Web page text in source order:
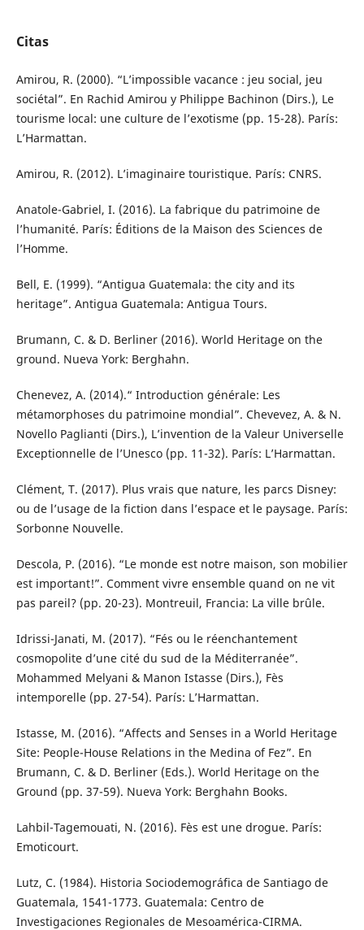
Citas
Amirou, R. (2000). “L’impossible vacance : jeu social, jeu
sociétal”. En Rachid Amirou y Philippe Bachinon (Dirs.), Le
tourisme local: une culture de l’exotisme (pp. 15-28). París:
L’Harmattan.
Amirou, R. (2012). L’imaginaire touristique. París: CNRS.
Anatole-Gabriel, I. (2016). La fabrique du patrimoine de
l’humanité. París: Éditions de la Maison des Sciences de
l’Homme.
Bell, E. (1999). “Antigua Guatemala: the city and its
heritage”. Antigua Guatemala: Antigua Tours.
Brumann, C. & D. Berliner (2016). World Heritage on the
ground. Nueva York: Berghahn.
Chenevez, A. (2014).“ Introduction générale: Les
métamorphoses du patrimoine mondial”. Chevevez, A. & N.
Novello Paglianti (Dirs.), L’invention de la Valeur Universelle
Exceptionnelle de l’Unesco (pp. 11-32). París: L’Harmattan.
Clément, T. (2017). Plus vrais que nature, les parcs Disney:
ou de l’usage de la fiction dans l’espace et le paysage. París:
Sorbonne Nouvelle.
Descola, P. (2016). “Le monde est notre maison, son mobilier
est important!”. Comment vivre ensemble quand on ne vit
pas pareil? (pp. 20-23). Montreuil, Francia: La ville brûle.
Idrissi-Janati, M. (2017). “Fés ou le réenchantement
cosmopolite d’une cité du sud de la Méditerranée”.
Mohammed Melyani & Manon Istasse (Dirs.), Fès
intemporelle (pp. 27-54). París: L’Harmattan.
Istasse, M. (2016). “Affects and Senses in a World Heritage
Site: People-House Relations in the Medina of Fez”. En
Brumann, C. & D. Berliner (Eds.). World Heritage on the
Ground (pp. 37-59). Nueva York: Berghahn Books.
Lahbil-Tagemouati, N. (2016). Fès est une drogue. París:
Emoticourt.
Lutz, C. (1984). Historia Sociodemográfica de Santiago de
Guatemala, 1541-1773. Guatemala: Centro de
Investigaciones Regionales de Mesoamérica-CIRMA.